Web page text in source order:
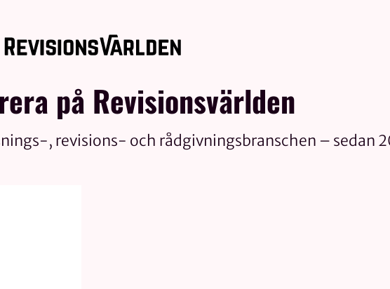
på Revisionsvärlden
, revisions- och rådgivningsbranschen – sedan